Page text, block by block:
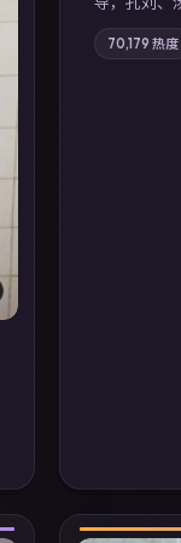
边境小镇
质；站内亦
70,179 热度